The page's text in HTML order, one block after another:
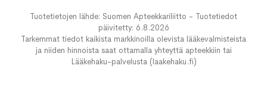
Tuotetietojen lähde: Suomen Apteekkariliitto - Tuotetiedot
päivitetty: 6.8.2026
Tarkemmat tiedot kaikista markkinoilla olevista lääkevalmisteista
ja niiden hinnoista saat ottamalla yhteyttä apteekkiin tai
Lääkehaku-palvelusta (laakehaku.fi)